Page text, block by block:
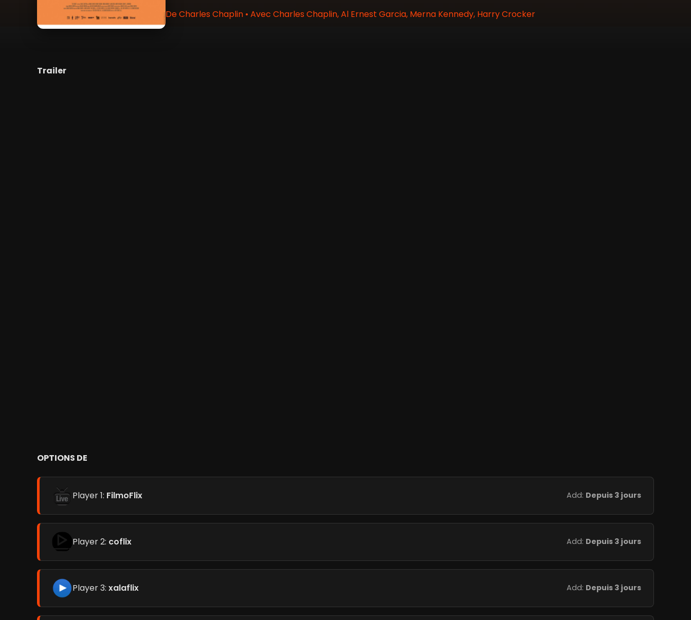
De Charles Chaplin • Avec Charles Chaplin, Al Ernest Garcia, Merna Kennedy, Harry Crocker
Trailer
OPTIONS DE
Player 1: FilmoFlix Add: Depuis 3 jours
Player 2: coflix Add: Depuis 3 jours
Player 3: xalaflix Add: Depuis 3 jours